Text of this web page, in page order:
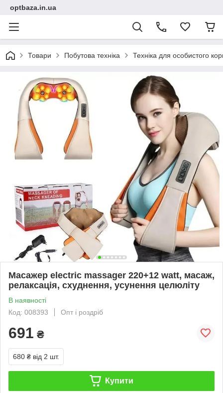
optbaza.in.ua
Товари Побутова техніка Техніка для особистого
Масажер electric massager 220+12 watt, масаж,
релаксація, схуднення, усунення целюліту
В наявності
Код: 008393
Опт і роздріб
691 ₴
680 ₴ від 2 шт.
Купити